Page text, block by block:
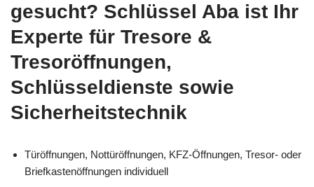
gesucht? Schlüssel Aba ist Ihr
Experte für Tresore &
Tresoröffnungen,
Schlüsseldienste sowie
Sicherheitstechnik
Türöffnungen, Nottüröffnungen, KFZ-Öffnungen, Tresor- oder
Briefkastenöffnungen individuell